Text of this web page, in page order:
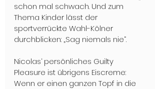
schon mal schwach. Und zum
Thema Kinder lässt der
sportverrückte Wahl-Kölner
durchblicken: „Sag niemals nie“.
Nicolas‘ persönliches Guilty
Pleasure ist übrigens Eiscreme:
Wenn er einen ganzen Topf in die